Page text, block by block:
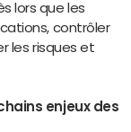
lors que les
contrôler
les risques et
enjeux des